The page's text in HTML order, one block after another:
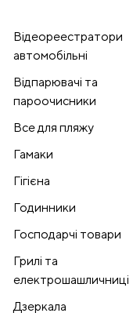
Відеореестратори
автомобільні
Відпарювачі та
пароочисники
Все для пляжу
Гамаки
Гігієна
Годинники
Господарчі товари
Грилі та
електрошашличниці
Дзеркала